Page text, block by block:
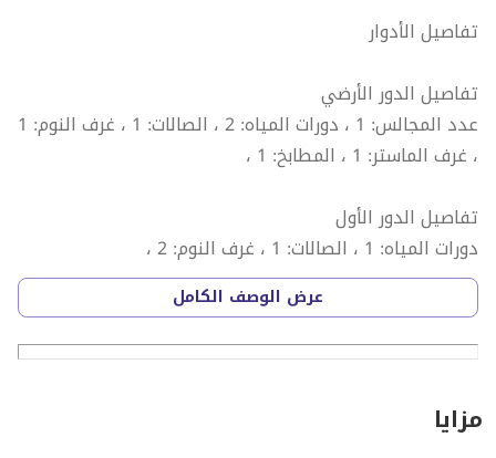
تفاصيل الأدوار
تفاصيل الدور الأرضي
عدد المجالس: 1 ، دورات المياه: 2 ، الصالات: 1 ، غرف النوم: 1
، غرف الماستر: 1 ، المطابخ: 1 ،
تفاصيل الدور الأول
دورات المياه: 1 ، الصالات: 1 ، غرف النوم: 2 ،
مميزات العقار
رقم العرض: 16359
عرض الوصف الكامل
مزايا